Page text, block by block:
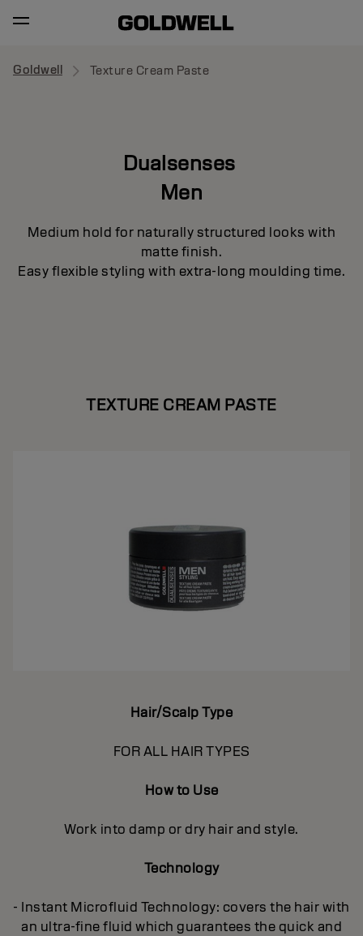
Goldwell Texture Cream Paste
Dualsenses
Men
Medium hold for naturally structured looks with
matte finish.
Easy flexible styling with extra-long moulding time.
TEXTURE CREAM PASTE
Hair/Scalp Type
FOR ALL HAIR TYPES
How to Use
Work into damp or dry hair and style.
Technology
- Instant Microfluid Technology: covers the hair with
an ultra-fine fluid which guarantees the quick and